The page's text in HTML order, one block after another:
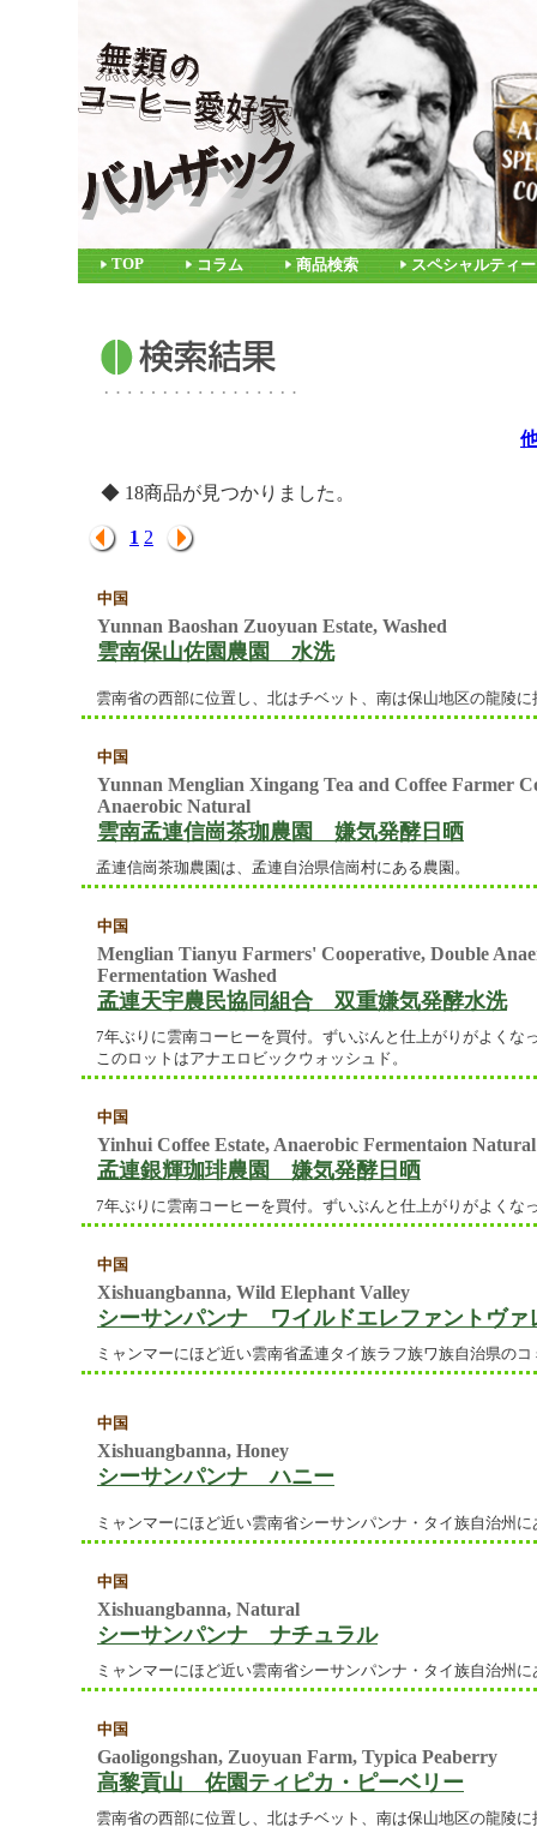
TOP コラム 商品検索 スペシャルティ
◆ 18商品が見つかりました。
1 2
中国
Yunnan Baoshan Zuoyuan Estate, Washed
雲南保山佐園農園 水洗
雲南省の西部に位置し、北はチベット、南は保山地区の龍陵
中国
Yunnan Menglian Xingang Tea and Coffee Farmer
Anaerobic Natural
雲南孟連信崗茶珈農園 嫌気発酵日晒
孟連信崗茶珈農園は、孟連⾃治県信崗村にある農園。
中国
Menglian Tianyu Farmers' Cooperative, Double
Fermentation Washed
孟連天宇農民協同組合 双重嫌気発酵水洗
7年ぶりに雲南コーヒーを買付。ずいぶんと仕上がりがよく
このロットはアナエロビックウォッシュド。
中国
Yinhui Coffee Estate, Anaerobic Fermentaion Natural
孟連銀輝珈琲農園 嫌気発酵日晒
7年ぶりに雲南コーヒーを買付。ずいぶんと仕上がりがよく
中国
Xishuangbanna, Wild Elephant Valley
シーサンパンナ ワイルドエレファントヴ
ミャンマーにほど近い雲南省孟連タイ族ラフ族ワ族自治県の
中国
Xishuangbanna, Honey
シーサンパンナ ハニー
ミャンマーにほど近い雲南省シーサンパンナ・タイ族自治州
中国
Xishuangbanna, Natural
シーサンパンナ ナチュラル
ミャンマーにほど近い雲南省シーサンパンナ・タイ族自治州
中国
Gaoligongshan, Zuoyuan Farm, Typica Peaberry
高黎貢山 佐園ティピカ・ピーベリー
雲南省の西部に位置し、北はチベット、南は保山地区の龍陵